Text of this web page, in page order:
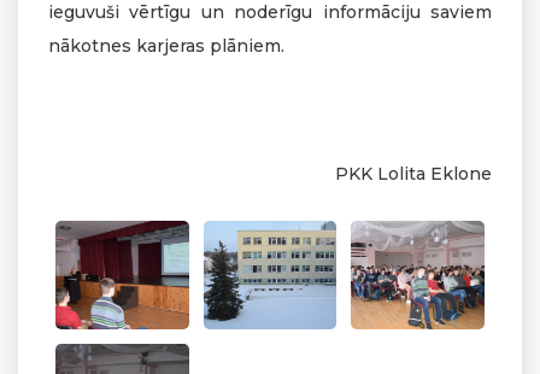
ieguvuši vērtīgu un noderīgu informāciju saviem
nākotnes karjeras plāniem.
PKK Lolita Eklone